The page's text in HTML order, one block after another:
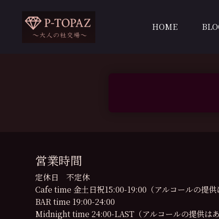
HOME
営業時間
定休日 不定休
Cafe time 金土日祝15:00-19:00（アルコールの提供
BAR time 19:00-24:00
Midnight time 24:00-LAST（アルコールの提供はあ